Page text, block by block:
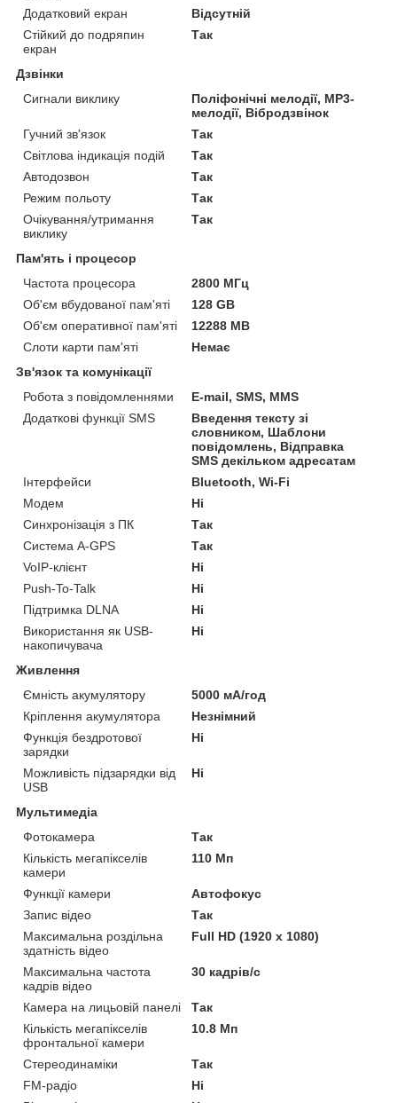
Додатковий екран
Відсутній
Стійкий до подряпин
екран
Так
Дзвінки
Сигнали виклику
Поліфонічні мелодії, MP3-
мелодії, Вібродзвінок
Гучний зв'язок
Так
Світлова індикація подій
Так
Автодозвон
Так
Режим польоту
Так
Очікування/утримання
виклику
Так
Пам'ять і процесор
Частота процесора
2800 МГц
Об'єм вбудованої пам'яті
128 GB
Об'єм оперативної пам'яті
12288 MB
Слоти карти пам'яті
Немає
Зв'язок та комунікації
Робота з повідомленнями
E-mail, SMS, MMS
Додаткові функції SMS
Введення тексту зі
словником, Шаблони
повідомлень, Відправка
SMS декільком адресатам
Інтерфейси
Bluetooth, Wi-Fi
Модем
Ні
Синхронізація з ПК
Так
Система A-GPS
Так
VoIP-клієнт
Ні
Push-To-Talk
Ні
Підтримка DLNA
Ні
Використання як USB-
накопичувача
Ні
Живлення
Ємність акумулятору
5000 мА/год
Кріплення акумулятора
Незнімний
Функція бездротової
зарядки
Ні
Можливість підзарядки від
USB
Ні
Мультимедіа
Фотокамера
Так
Кількість мегапікселів
камери
110 Мп
Функції камери
Автофокус
Запис відео
Так
Максимальна роздільна
здатність відео
Full HD (1920 x 1080)
Максимальна частота
кадрів відео
30 кадрів/с
Камера на лицьовій панелі
Так
Кількість мегапікселів
фронтальної камери
10.8 Мп
Стереодинаміки
Так
FM-радіо
Ні